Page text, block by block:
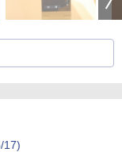
17)